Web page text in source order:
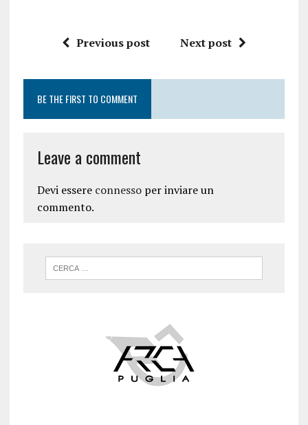
Previous post Next post
BE THE FIRST TO COMMENT
Leave a comment
Devi essere connessoper inviare un
commento.